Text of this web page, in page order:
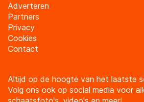
Adverteren
Partners
Privacy
Cookies
Contact
Altijd op de hoogte van het laatste
Volg ons ook op social media voor